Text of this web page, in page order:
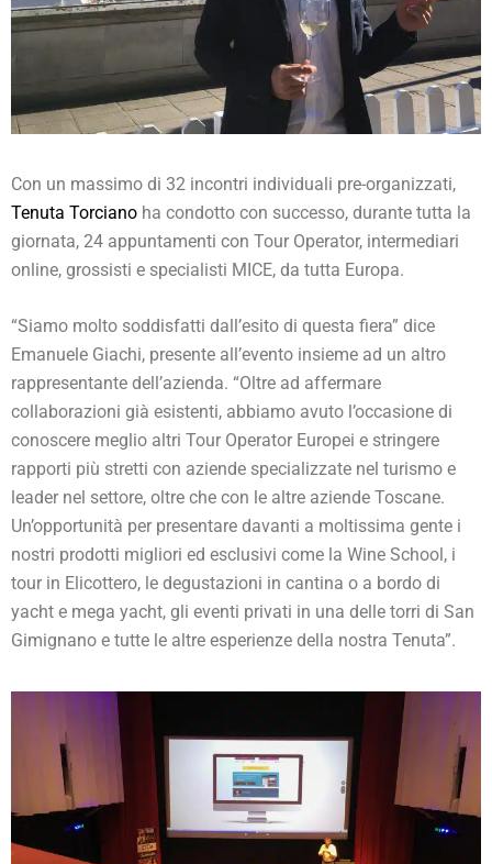
Con un massimo di 32 incontri individuali pre-organizzati,
Tenuta Torciano ha condotto con successo, durante tutta la
giornata, 24 appuntamenti con Tour Operator, intermediari
online, grossisti e specialisti MICE, da tutta Europa.
“Siamo molto soddisfatti dall’esito di questa fiera” dice
Emanuele Giachi, presente all’evento insieme ad un altro
rappresentante dell’azienda. “Oltre ad affermare
collaborazioni già esistenti, abbiamo avuto l’occasione di
conoscere meglio altri Tour Operator Europei e stringere
rapporti più stretti con aziende specializzate nel turismo e
leader nel settore, oltre che con le altre aziende Toscane.
Un’opportunità per presentare davanti a moltissima gente i
nostri prodotti migliori ed esclusivi come la Wine School, i
tour in Elicottero, le degustazioni in cantina o a bordo di
yacht e mega yacht, gli eventi privati in una delle torri di San
Gimignano e tutte le altre esperienze della nostra Tenuta”.